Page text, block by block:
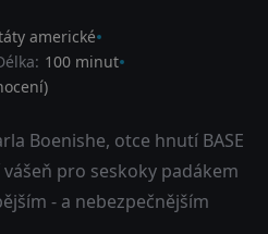
americké
100 minut
Boenishe, otce hnutí BASE
pro seskoky padákem
- a nebezpečnějším